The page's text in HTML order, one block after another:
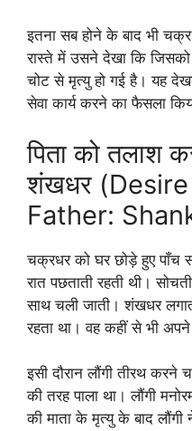
इतना सब होने के बाद भी
रास्ते में उसने देखा कि
चोट से मृत्यु हो गई है। यह
सेवा कार्य करने का फैसला
पिता को तलाश
शंखधर
Father:
चक्रधर को घर छोड़े हुए पाँच
रात पछताती रहती थी।
साथ चली जाती। शंखधर
रहता था। वह कहीं से भी अपने
इसी दौरान लौंगी तीरथ करने
की तरह पाला था। लौंगी
की माता के मृत्यु के बाद